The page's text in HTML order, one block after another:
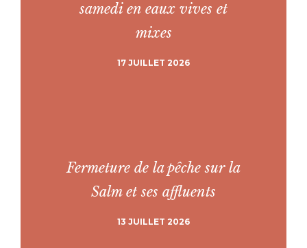
samedi en eaux vives et
mixes
17 JUILLET 2026
Fermeture de la pêche sur la
Salm et ses affluents
13 JUILLET 2026